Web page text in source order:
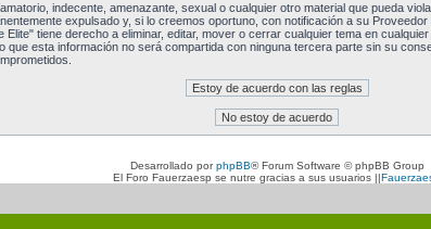
indecente, amenazante, sexual o cualquier otro material que pueda
expulsado y, si lo creemos oportuno, con notificación a su
tiene derecho a eliminar, editar, mover o cerrar cualquier tema en
esta información no será compartida con ninguna tercera parte sin su
Desarrollado porphpBB® Forum Software © phpBB Group
El Foro Fauerzaesp se nutre gracias a sus usuarios ||